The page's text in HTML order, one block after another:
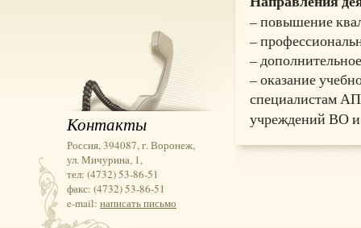
– повышение
–
–
– оказание
специалистам
учреждений ВО
Контакты
Россия, 394087, г. Воронеж,
ул. Мичурина, 1,
тел: (4732) 53-86-51
факс: (4732) 53-86-51
e-mail: написать письмо